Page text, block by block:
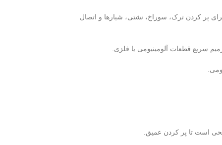
پر کردن ترک، سوراخ، نشتی، شیارها و اتصال
سریع قطعات آلومینیومی یا فلزی.
است تا پر کردن عمیق.